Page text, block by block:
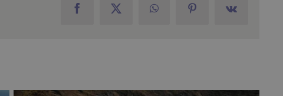
FacebookX WhatsAppPinterestVk